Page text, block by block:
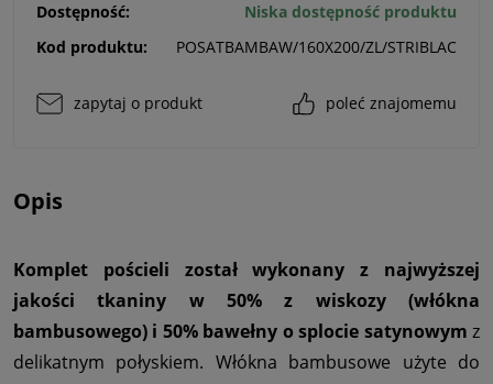
Dostępność:
Niska dostępność produktu
Kod produktu:
POSATBAMBAW/160X200/ZL/STRIBLAC
zapytaj o produkt poleć znajomemu
Opis
Komplet pościeli został wykonany z najwyższej
jakości tkaniny w 50% z wiskozy (włókna
bambusowego) i 50% bawełny o splocie satynowym z
delikatnym połyskiem. Włókna bambusowe użyte do